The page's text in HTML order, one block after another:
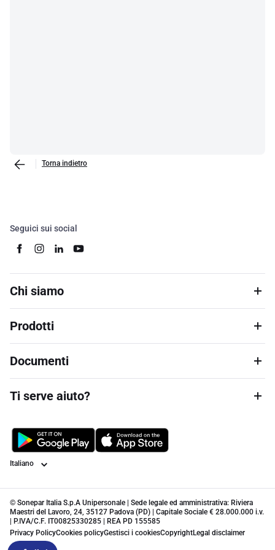
Torna indietro
Seguici sui social
Chi siamo
Prodotti
Documenti
Ti serve aiuto?
Lingua
© Sonepar Italia S.p.A Unipersonale | Sede legale ed amministrativa: Riviera
Maestri del Lavoro, 24, 35127 Padova (PD) | Capitale Sociale € 28.000.000 i.v.
| P.IVA/C.F. IT00825330285 | REA PD 155585
Privacy PolicyCookies policyGestisci i cookiesCopyrightLegal disclaimer